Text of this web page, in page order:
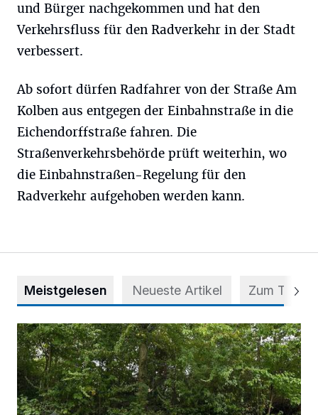
und Bürger nachgekommen und hat den
Verkehrsfluss für den Radverkehr in der Stadt
verbessert.
Ab sofort dürfen Radfahrer von der Straße Am
Kolben aus entgegen der Einbahnstraße in die
Eichendorffstraße fahren. Die
Straßenverkehrsbehörde prüft weiterhin, wo
die Einbahnstraßen-Regelung für den
Radverkehr aufgehoben werden kann.
Meistgelesen Neueste Artikel Zum Thema
Aus Grau wird Haltung